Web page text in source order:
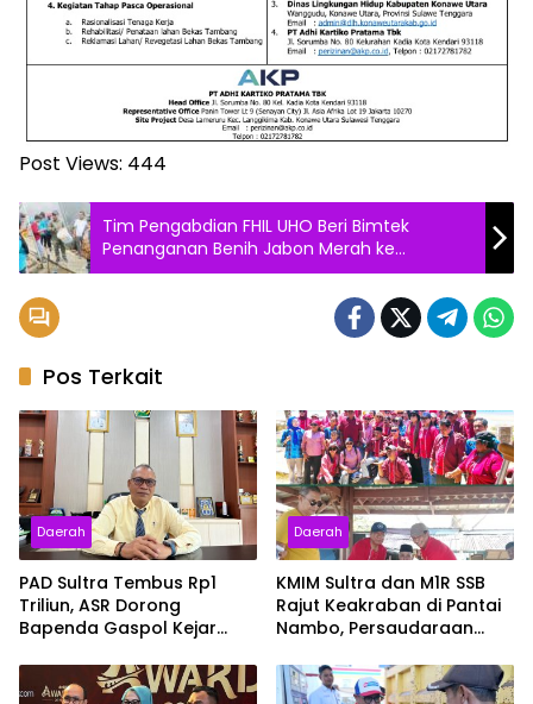
Post Views: 444
Tim Pengabdian FHIL UHO Beri Bimtek
Penanganan Benih Jabon Merah ke
Pengelola Persemaian BPDAS Sampara
Pos Terkait
Daerah
PAD Sultra Tembus Rp1
Triliun, ASR Dorong
Bapenda Gaspol Kejar
Daerah
KMIM Sultra dan M1R SSB
Rajut Keakraban di Pantai
Nambo, Persaudaraan
Solid